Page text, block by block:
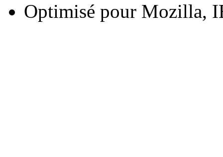
Optimisé pour Mozilla,